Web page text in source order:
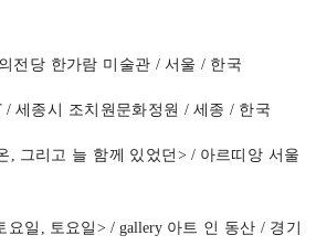
전당 한가람 미술관 / 서울/ 한국
/ 세종시 조치원문화정원/세종/ 한국
, 그리고 늘 함께 있었던 > / 아르띠앙 서울
요일 , 토요일 > / gallery 아트 인 동산/ 경기